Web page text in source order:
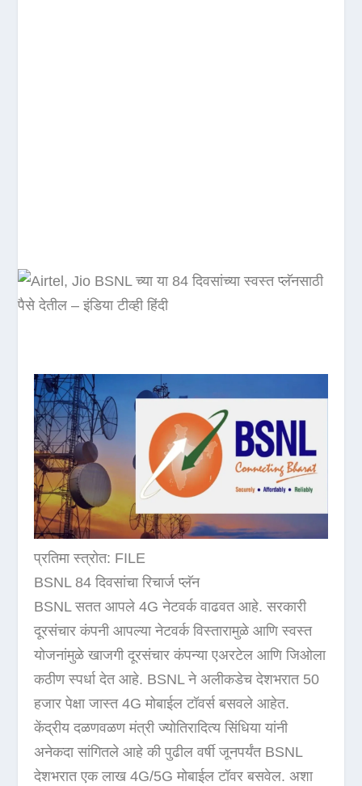
प्रतिमा स्त्रोत: FILE
BSNL 84 दिवसांचा रिचार्ज प्लॅन
BSNL सतत आपले 4G नेटवर्क वाढवत आहे. सरकारी
दूरसंचार कंपनी आपल्या नेटवर्क विस्तारामुळे आणि स्वस्त
योजनांमुळे खाजगी दूरसंचार कंपन्या एअरटेल आणि जिओला
कठीण स्पर्धा देत आहे. BSNL ने अलीकडेच देशभरात 50
हजार पेक्षा जास्त 4G मोबाईल टॉवर्स बसवले आहेत.
केंद्रीय दळणवळण मंत्री ज्योतिरादित्य सिंधिया यांनी
अनेकदा सांगितले आहे की पुढील वर्षी जूनपर्यंत BSNL
देशभरात एक लाख 4G/5G मोबाईल टॉवर बसवेल. अशा